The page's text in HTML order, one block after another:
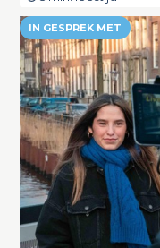
IN GESPREK MET